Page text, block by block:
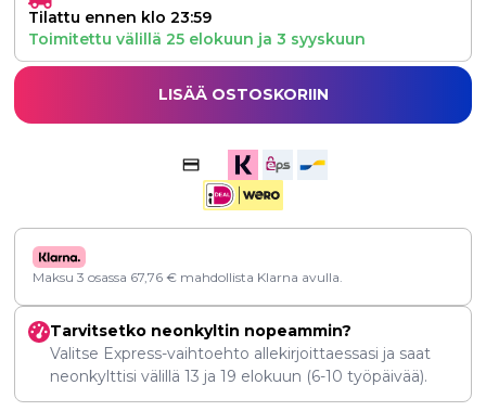
Tilattu ennen klo 23:59
Toimitettu välillä 25 elokuun ja 3 syyskuun
LISÄÄ OSTOSKORIIN
Maksu 3 osassa 67,76 € mahdollista Klarna avulla.
Tarvitsetko neonkyltin nopeammin?
Valitse Express-vaihtoehto allekirjoittaessasi ja saat
neonkylttisi välillä 13 ja 19 elokuun (6-10 työpäivää).